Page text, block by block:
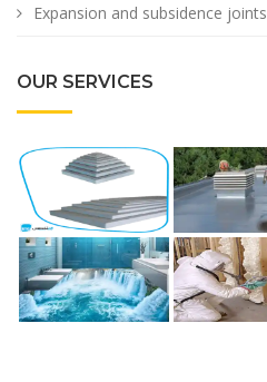
Expansion and subsidence joints
OUR SERVICES